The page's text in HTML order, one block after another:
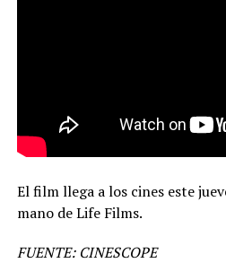
El film llega a los cines este
mano de Life Films.
FUENTE: CINESCOPE